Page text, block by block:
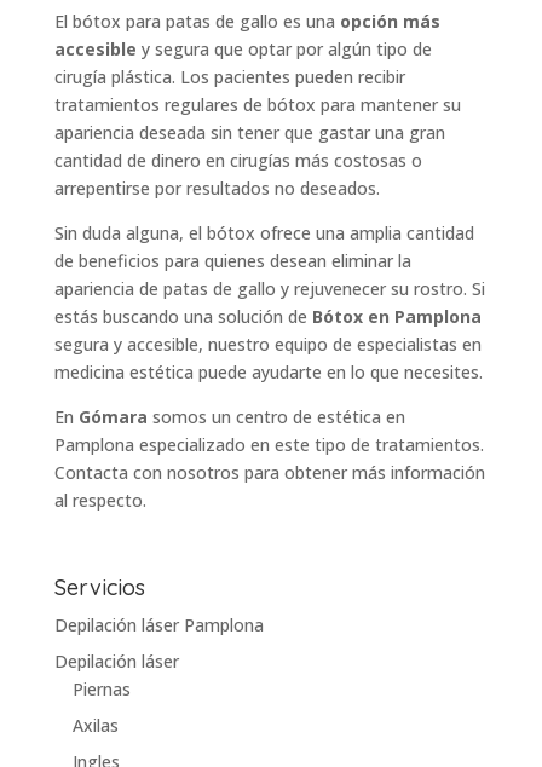
El bótox para patas de gallo es una opción más
accesible y segura que optar por algún tipo de
cirugía plástica. Los pacientes pueden recibir
tratamientos regulares de bótox para mantener su
apariencia deseada sin tener que gastar una gran
cantidad de dinero en cirugías más costosas o
arrepentirse por resultados no deseados.
Sin duda alguna, el bótox ofrece una amplia cantidad
de beneficios para quienes desean eliminar la
apariencia de patas de gallo y rejuvenecer su rostro. Si
estás buscando una solución de Bótox en Pamplona
segura y accesible, nuestro equipo de especialistas en
medicina estética puede ayudarte en lo que necesites.
En Gómara somos un centro de estética en
Pamplona especializado en este tipo de tratamientos.
Contacta con nosotros para obtener más información
al respecto.
Servicios
Depilación láser Pamplona
Depilación láser
Piernas
Axilas
Ingles